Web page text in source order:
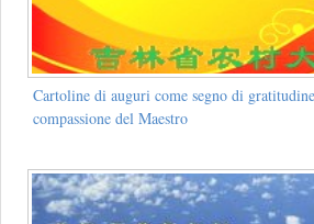
Cartoline di auguri come segno di
compassione del Maestro